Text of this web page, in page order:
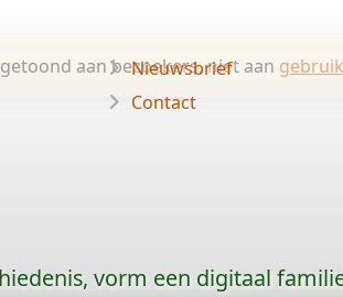
aan bezoekers, niet aan
Nieuwsbrief
Contact
vorm een digitaal